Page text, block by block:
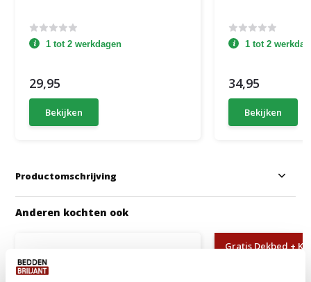
1 tot 2 werkdagen
29,95
Bekijken
1 tot 2
34,95
Bekijken
Productomschrijving
Anderen kochten ook
Gratis Dekbed +